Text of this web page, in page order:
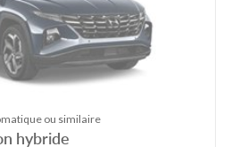
ou similaire
hybride